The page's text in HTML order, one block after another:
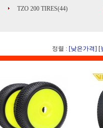
TZO 200 TIRES(44)
정렬 : [낮은가격] [